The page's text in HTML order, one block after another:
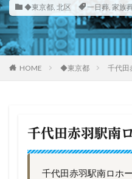
◆東京都, 北区 一日葬, 家族
HOME ◆東京都 千代田
千代田赤羽駅南
千代田赤羽駅南ロホ